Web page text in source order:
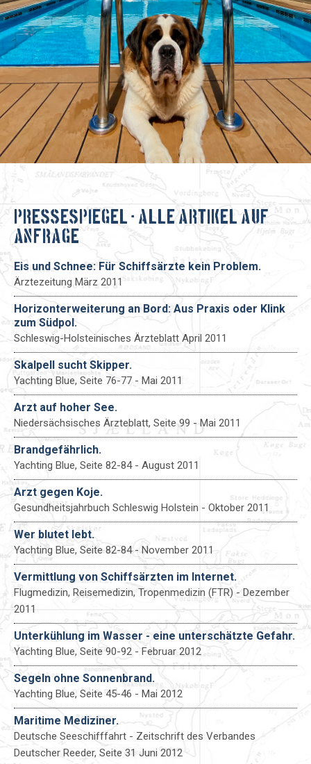
Pressespiegel - Alle Artikel auf
Anfrage
Eis und Schnee: Für Schiffsärzte kein Problem.
Ärztezeitung März 2011
Horizonterweiterung an Bord: Aus Praxis oder Klink
zum Südpol.
Schleswig-Holsteinisches Ärzteblatt April 2011
Skalpell sucht Skipper.
Yachting Blue, Seite 76-77 - Mai 2011
Arzt auf hoher See.
Niedersächsisches Ärzteblatt, Seite 99 - Mai 2011
Brandgefährlich.
Yachting Blue, Seite 82-84 - August 2011
Arzt gegen Koje.
Gesundheitsjahrbuch Schleswig Holstein - Oktober 2011
Wer blutet lebt.
Yachting Blue, Seite 82-84 - November 2011
Vermittlung von Schiffsärzten im Internet.
Flugmedizin, Reisemedizin, Tropenmedizin (FTR) - Dezember
2011
Unterkühlung im Wasser - eine unterschätzte Gefahr.
Yachting Blue, Seite 90-92 - Februar 2012
Segeln ohne Sonnenbrand.
Yachting Blue, Seite 45-46 - Mai 2012
Maritime Mediziner.
Deutsche Seeschifffahrt - Zeitschrift des Verbandes
Deutscher Reeder, Seite 31 Juni 2012